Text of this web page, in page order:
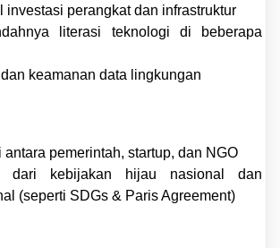
investasi perangkat dan infrastruktur
literasi teknologi di beberapa
keamanan data lingkungan
antara pemerintah, startup, dan NGO
dari kebijakan hijau nasional dan
(seperti SDGs & Paris Agreement)